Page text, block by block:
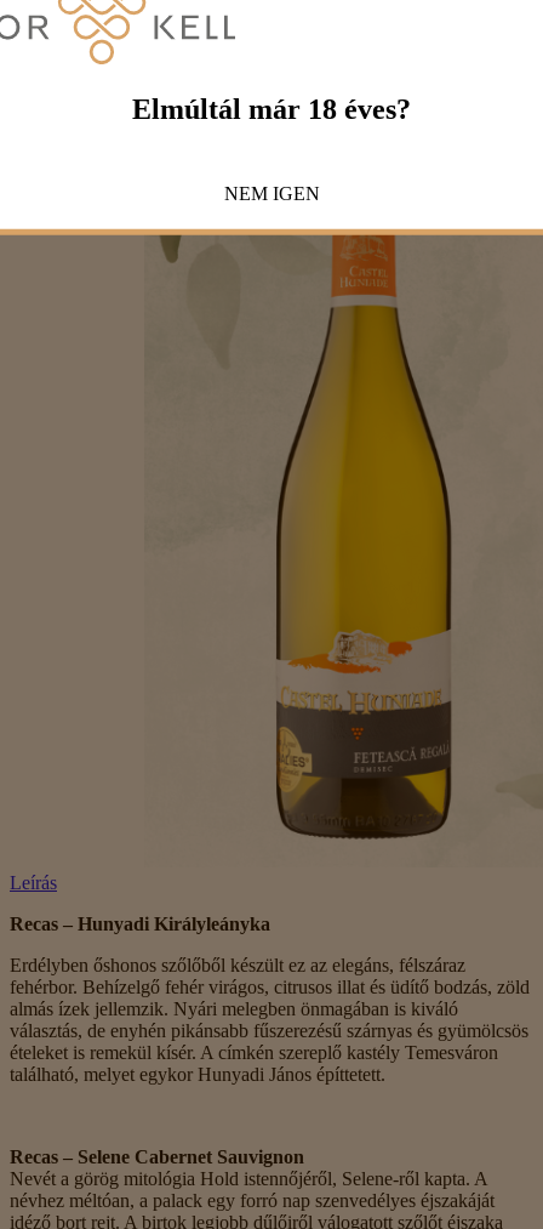
Leírás
Recas – Hunyadi Királyleányka
Erdélyben őshonos szőlőből készült ez az elegáns, félszáraz
fehérbor. Behízelgő fehér virágos, citrusos illat és üdítő bodzás, zöld
almás ízek jellemzik. Nyári melegben önmagában is kiváló
választás, de enyhén pikánsabb fűszerezésű szárnyas és gyümölcsös
ételeket is remekül kísér. A címkén szereplő kastély Temesváron
található, melyet egykor Hunyadi János építtetett.
Recas – Selene Cabernet Sauvignon
Nevét a görög mitológia Hold istennőjéről, Selene-ről kapta. A
névhez méltóan, a palack egy forró nap szenvedélyes éjszakáját
idéző bort rejt. A birtok legjobb dűlőiről válogatott szőlőt éjszaka
Elmúltál már 18 éves?
NEM IGEN